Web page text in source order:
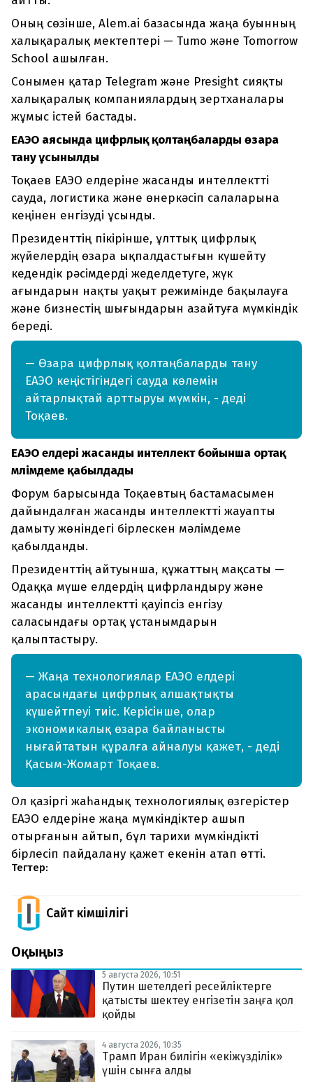
Оның сөзінше, Alem.ai базасында жаңа буынның
халықаралық мектептері — Tumo және Tomorrow
School ашылған.
Сонымен қатар Telegram және Presight сияқты
халықаралық компаниялардың зертханалары
жұмыс істей бастады.
ЕАЭО аясында цифрлық қолтаңбаларды өзара
тану ұсынылды
Тоқаев ЕАЭО елдеріне жасанды интеллектті
сауда, логистика және өнеркәсіп салаларына
кеңінен енгізуді ұсынды.
Президенттің пікірінше, ұлттық цифрлық
жүйелердің өзара ықпалдастығын күшейту
кедендік рәсімдерді жеделдетуге, жүк
ағындарын нақты уақыт режимінде бақылауға
және бизнестің шығындарын азайтуға мүмкіндік
береді.
— Өзара цифрлық қолтаңбаларды тану
ЕАЭО кеңістігіндегі сауда көлемін
айтарлықтай арттыруы мүмкін, - деді
Тоқаев.
ЕАЭО елдері жасанды интеллект бойынша ортақ
мәлімдеме қабылдады
Форум барысында Тоқаевтың бастамасымен
дайындалған жасанды интеллектті жауапты
дамыту жөніндегі бірлескен мәлімдеме
қабылданды.
Президенттің айтуынша, құжаттың мақсаты —
Одаққа мүше елдердің цифрландыру және
жасанды интеллектті қауіпсіз енгізу
саласындағы ортақ ұстанымдарын
қалыптастыру.
— Жаңа технологиялар ЕАЭО елдері
арасындағы цифрлық алшақтықты
күшейтпеуі тиіс. Керісінше, олар
экономикалық өзара байланысты
нығайтатын құралға айналуы қажет, - деді
Қасым-Жомарт Тоқаев.
Ол қазіргі жаһандық технологиялық өзгерістер
ЕАЭО елдеріне жаңа мүмкіндіктер ашып
отырғанын айтып, бұл тарихи мүмкіндікті
бірлесіп пайдалану қажет екенін атап өтті.
Тегтер:
Сайт Әкімшілігі
Оқыңыз
5 августа 2026, 10:51
Путин шетелдегі ресейліктерге
қатысты шектеу енгізетін заңға қол
қойды
4 августа 2026, 10:35
Трамп Иран билігін «екіжүзділік»
үшін сынға алды